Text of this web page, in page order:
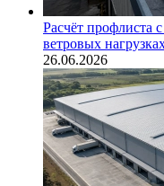
Расчёт профлиста
ветровых
26.06.2026